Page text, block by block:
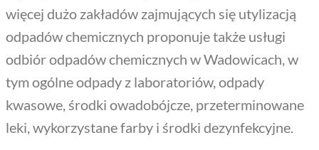
więcej dużo zakładów zajmujących się utylizacją
odpadów chemicznych proponuje także usługi
odbiór odpadów chemicznych w Wadowicach, w
tym ogólne odpady z laboratoriów, odpady
kwasowe, środki owadobójcze, przeterminowane
leki, wykorzystane farby i środki dezynfekcyjne.